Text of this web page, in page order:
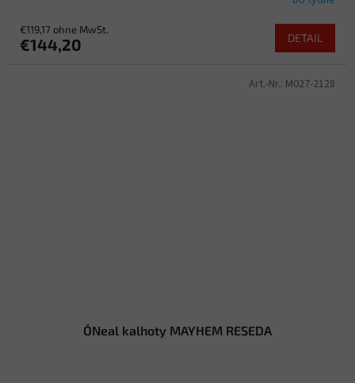
€119,17 ohne MwSt.
€144,20 DETAIL
O´Neal kalhoty MAYHEM RESEDA
Art.-Nr.: M027-2128